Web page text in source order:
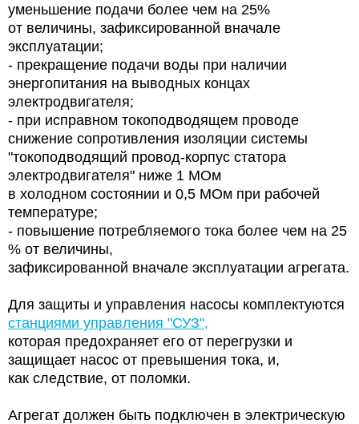
уменьшение подачи более чем на 25%
от величины, зафиксированной вначале
эксплуатации;
- прекращение подачи воды при наличии
энергопитания на выводных концах
электродвигателя;
- при исправном токоподводящем проводе
снижение сопротивления изоляции системы
"токоподводящий провод-корпус статора
электродвигателя" ниже 1 МОм
в холодном состоянии и 0,5 МОм при рабочей
температуре;
- повышение потребляемого тока более чем на 25
% от величины,
зафиксированной вначале эксплуатации агрегата.
Для защиты и управления насосы комплектуются
станциями управления "СУЗ",
которая предохраняет его от перегрузки и
защищает насос от превышения тока, и,
как следствие, от поломки.
Агрегат должен быть подключен в электрическую